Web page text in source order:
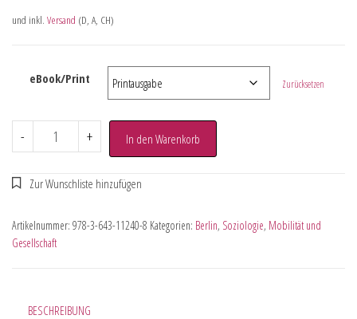
und inkl. Versand (D, A, CH)
eBook/Print Zurücksetzen
- + In den Warenkorb
Artikelnummer: 978-3-643-11240-8 Kategorien: Berlin, Soziologie, Mobilität und
Gesellschaft
BESCHREIBUNG